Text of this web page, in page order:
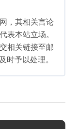
，其相关言论
表本站立场。
相关链接至邮
时予以处理。